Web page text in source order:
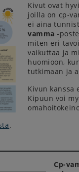
Kivut ovat
joilla on cp-
ei aina
vamma -
miten eri
vaikuttaa ja
huomioon,
tutkimaan ja
Kivun kanssa
Kipuun voi
.
Cp-